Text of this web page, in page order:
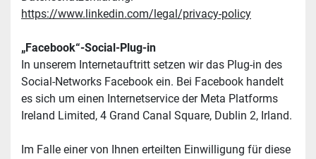
https://www.linkedin.com/legal/privacy-policy
„Facebook“-Social-Plug-in
In unserem Internetauftritt setzen wir das Plug-in des
Social-Networks Facebook ein. Bei Facebook handelt
es sich um einen Internetservice der Meta Platforms
Ireland Limited, 4 Grand Canal Square, Dublin 2, Irland.
Im Falle einer von Ihnen erteilten Einwilligung für diese